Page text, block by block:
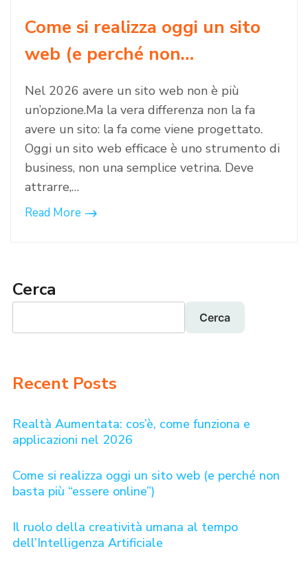
Come si realizza oggi un sito
web (e perché non…
Nel 2026 avere un sito web non è più
un’opzione.Ma la vera differenza non la fa
avere un sito: la fa come viene progettato.
Oggi un sito web efficace è uno strumento di
business, non una semplice vetrina. Deve
attrarre,…
Read More
Cerca
Cerca
Recent Posts
Realtà Aumentata: cos’è, come funziona e
applicazioni nel 2026
Come si realizza oggi un sito web (e perché non
basta più “essere online”)
Il ruolo della creatività umana al tempo
dell’Intelligenza Artificiale